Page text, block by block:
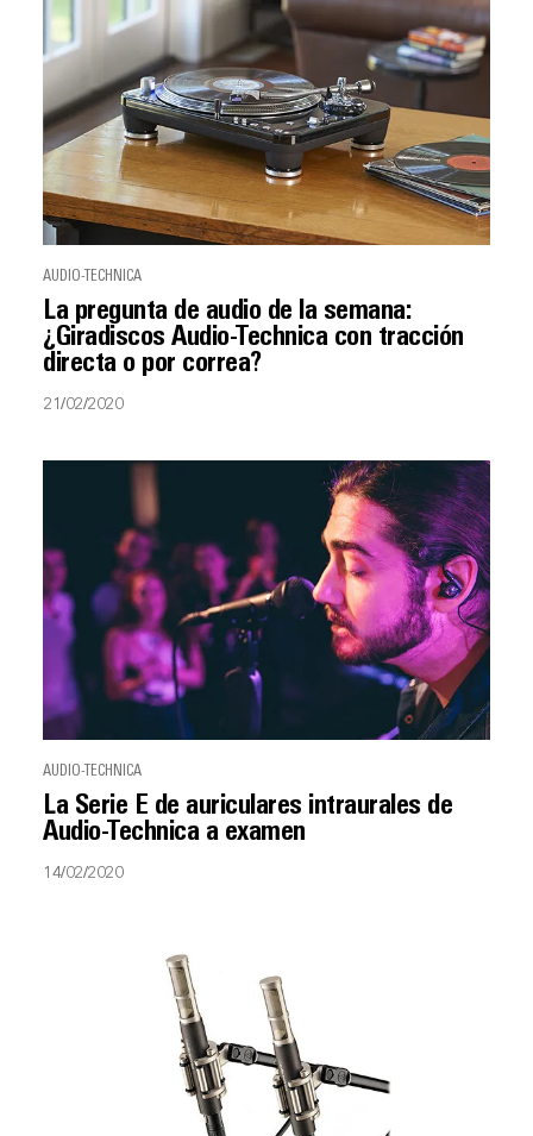
AUDIO-TECHNICA
La pregunta de audio de la semana:
¿Giradiscos Audio-Technica con tracción
directa o por correa?
21/02/2020
AUDIO-TECHNICA
La Serie E de auriculares intraurales de
Audio-Technica a examen
14/02/2020